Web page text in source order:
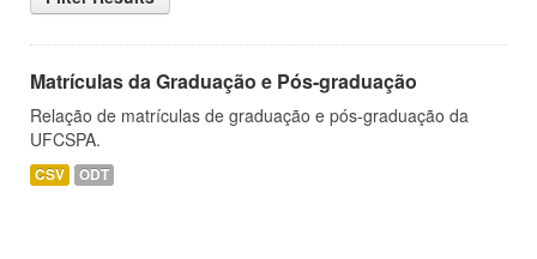
Matrículas da Graduação e Pós-graduação
Relação de matrículas de graduação e pós-graduação da
UFCSPA.
CSV ODT